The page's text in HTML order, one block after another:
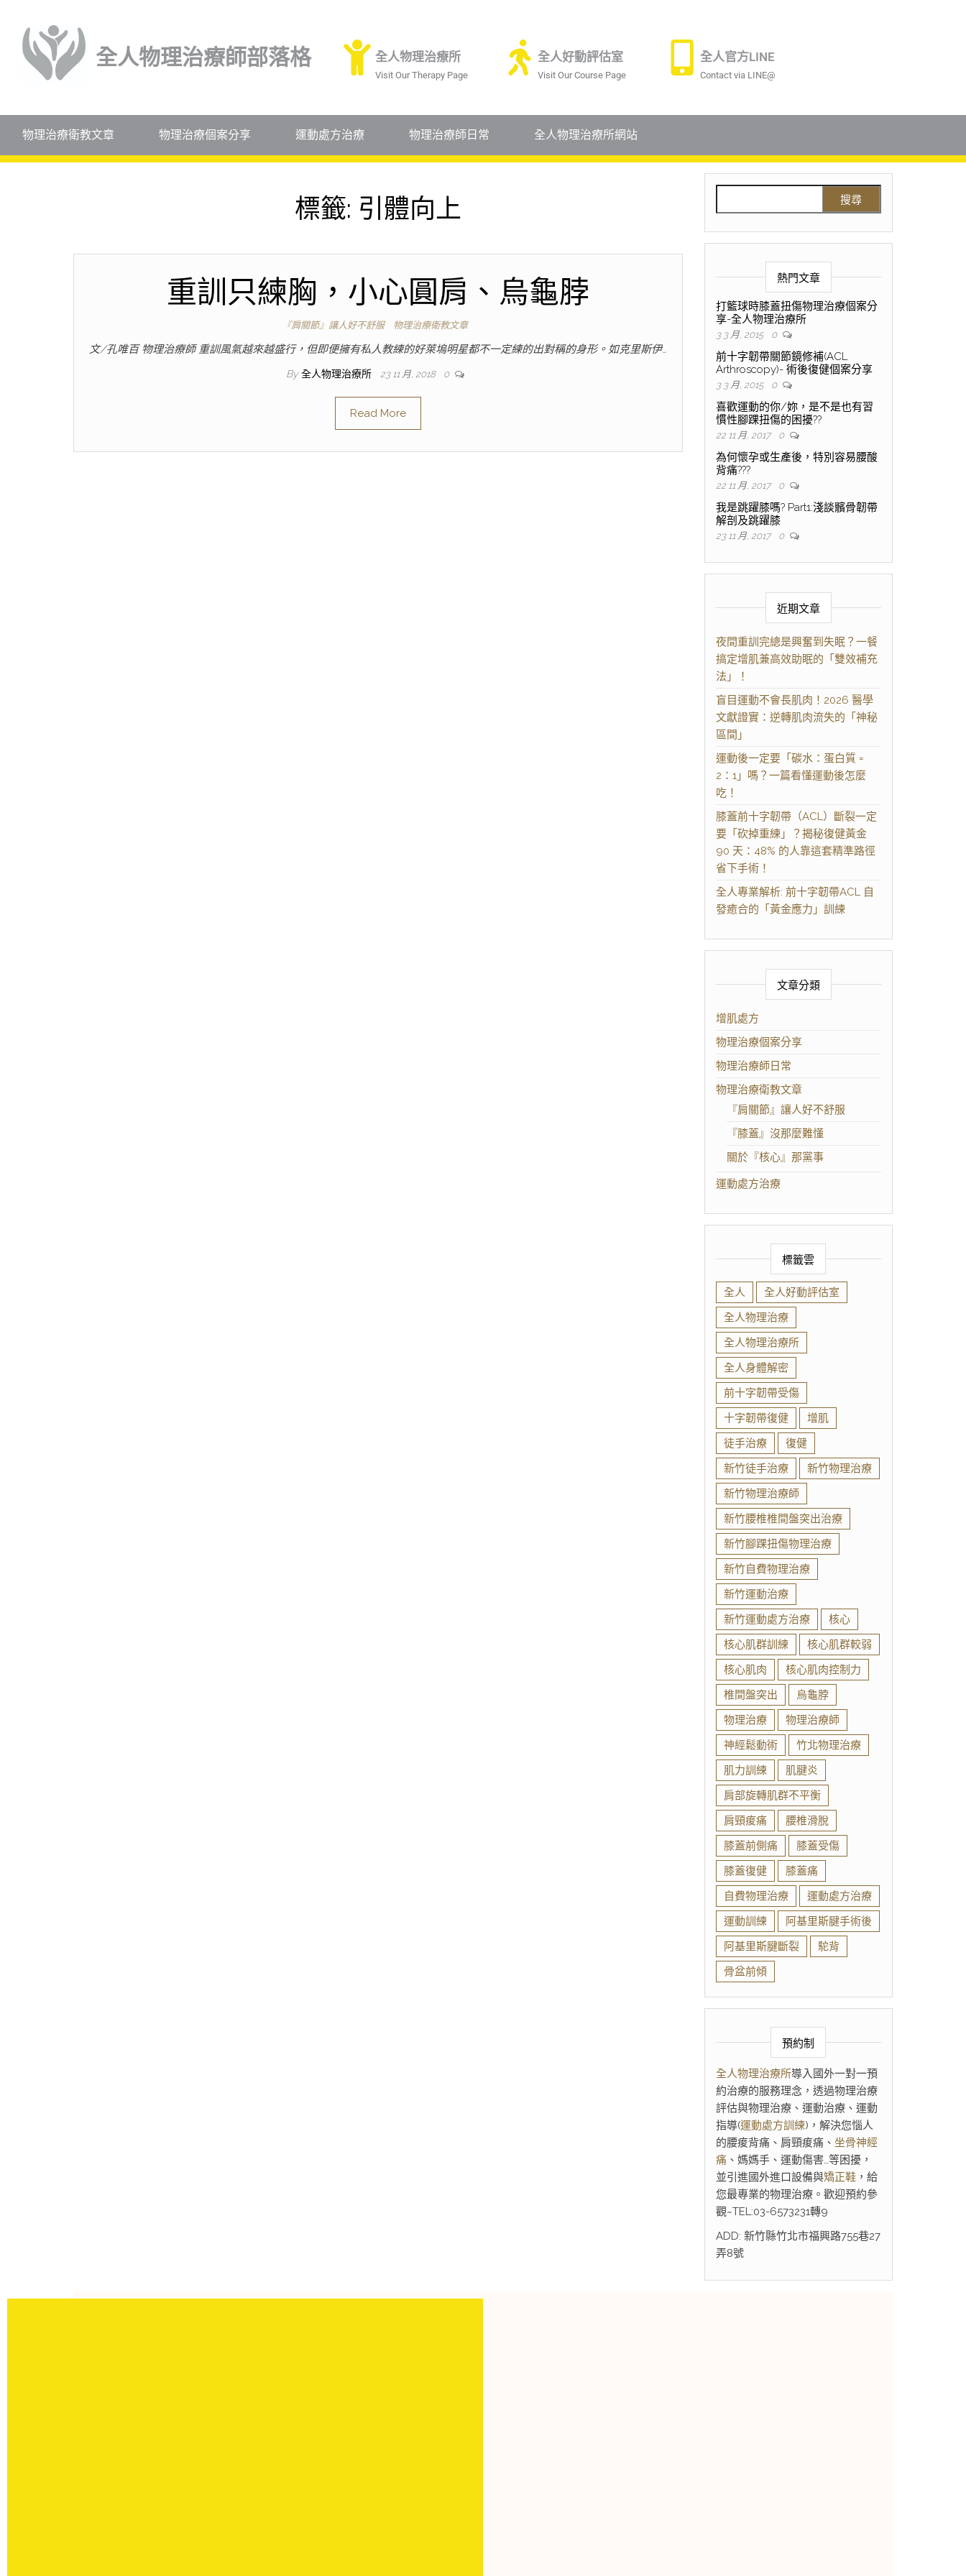
全人物理治療師部落格 全人物理治療所
Visit Our Therapy Page
全人好動評估室
Visit Our Course Page
全人官方LINE
Contact via LINE@
物理治療衛教文章 物理治療個案分享 運動處方治療 物理治療師日常 全人物理治療所網站
標籤: 引體向上
重訓只練胸，小心圓肩、烏龜脖
『肩關節』讓人好不舒服 物理治療衛教文章
文/孔唯百 物理治療師 重訓風氣越來越盛行，但即便擁有私人教練的好萊塢明星都不一定練的出對稱的身形。如克里斯伊…
By 全人物理治療所 23 11 月, 2018 0
Read More
熱門文章
打籃球時膝蓋扭傷物理治療個案分
享-全人物理治療所
3 3 月, 2015 0
前十字韌帶關節鏡修補(ACL
Arthroscopy)- 術後復健個案分享
3 3 月, 2015 0
喜歡運動的你/妳，是不是也有習
慣性腳踝扭傷的困擾??
22 11 月, 2017 0
為何懷孕或生產後，特別容易腰酸
背痛???
22 11 月, 2017 0
我是跳躍膝嗎? Part1:淺談髕骨韌帶
解剖及跳躍膝
23 11 月, 2017 0
近期文章
夜間重訓完總是興奮到失眠？一餐
搞定增肌兼高效助眠的「雙效補充
法」！
盲目運動不會長肌肉！2026 醫學
文獻證實：逆轉肌肉流失的「神秘
區間」
運動後一定要「碳水：蛋白質 =
2：1」嗎？一篇看懂運動後怎麼
吃！
膝蓋前十字韌帶（ACL）斷裂一定
要「砍掉重練」？揭秘復健黃金
90 天：48% 的人靠這套精準路徑
省下手術！
全人專業解析: 前十字韌帶ACL 自
發癒合的「黃金應力」訓練
文章分類
增肌處方
物理治療個案分享
物理治療師日常
物理治療衛教文章
『肩關節』讓人好不舒服
『膝蓋』沒那麼難懂
關於『核心』那黨事
運動處方治療
標籤雲
全人
全人好動評估室
全人物理治療
全人物理治療所
全人身體解密
前十字韌帶受傷
十字韌帶復健
增肌
徒手治療
復健
新竹徒手治療
新竹物理治療
新竹物理治療師
新竹腰椎椎間盤突出治療
新竹腳踝扭傷物理治療
新竹自費物理治療
新竹運動治療
新竹運動處方治療
核心
核心肌群訓練
核心肌群較弱
核心肌肉
核心肌肉控制力
椎間盤突出
烏龜脖
物理治療
物理治療師
神經鬆動術
竹北物理治療
肌力訓練
肌腱炎
肩部旋轉肌群不平衡
肩頸痠痛
腰椎滑脫
膝蓋前側痛
膝蓋受傷
膝蓋復健
膝蓋痛
自費物理治療
運動處方治療
運動訓練
阿基里斯腱手術後
阿基里斯腱斷裂
駝背
骨盆前傾
預約制
全人物理治療所導入國外一對一預
約治療的服務理念，透過物理治療
評估與物理治療、運動治療、運動
指導(運動處方訓練)，解決您惱人
的腰痠背痛、肩頸痠痛、 坐骨神經
痛、媽媽手、運動傷害…等困擾，
並引進國外進口設備與矯正鞋，給
您最專業的物理治療。歡迎預約參
觀~TEL:03-6573231轉9
ADD: 新竹縣竹北市福興路755巷27
弄8號